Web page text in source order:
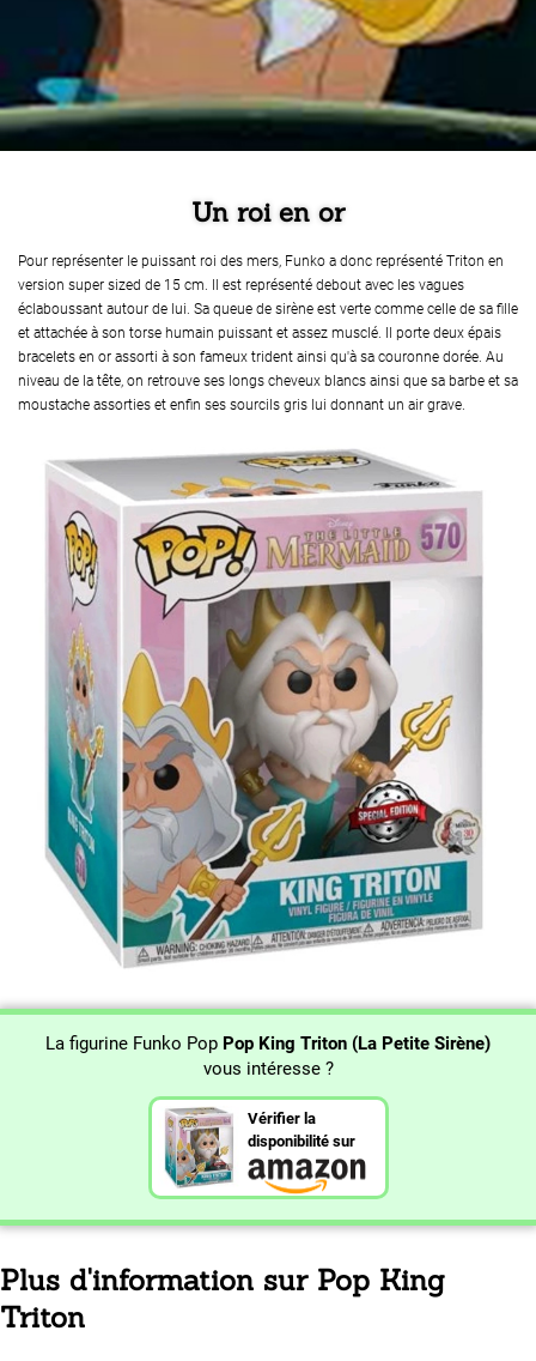
Un roi en or
Pour représenter le puissant roi des mers, Funko a donc représenté Triton en
version super sized de 15 cm. Il est représenté debout avec les vagues
éclaboussant autour de lui. Sa queue de sirène est verte comme celle de sa fille
et attachée à son torse humain puissant et assez musclé. Il porte deux épais
bracelets en or assorti à son fameux trident ainsi qu'à sa couronne dorée. Au
niveau de la tête, on retrouve ses longs cheveux blancs ainsi que sa barbe et sa
moustache assorties et enfin ses sourcils gris lui donnant un air grave.
La figurine Funko Pop Pop King Triton (La Petite Sirène)
vous intéresse ?
Vérifier la
disponibilité sur
Plus d'information sur Pop King
Triton